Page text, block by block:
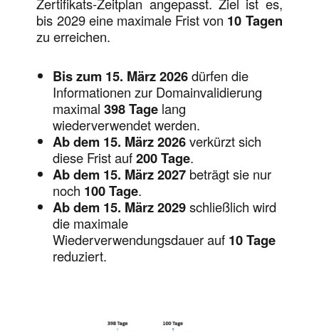
Zertifikats-Zeitplan angepasst. Ziel ist es,
bis 2029 eine maximale Frist von 10 Tagen
zu erreichen.
Bis zum 15. März 2026dürfen die
Informationen zur Domainvalidierung
maximal398 Tage lang
wiederverwendet werden.
Ab dem 15. März 2026verkürzt sich
diese Frist auf200 Tage.
Ab dem 15. März 2027 beträgt sie nur
noch 100 Tage.
Ab dem 15. März 2029schließlich wird
die maximale
Wiederverwendungsdauer auf 10 Tage
reduziert.